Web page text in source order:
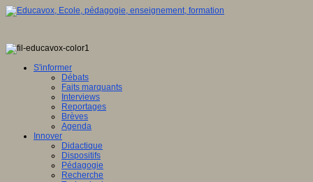
S'informer
Débats
Faits marquants
Interviews
Reportages
Brèves
Agenda
Innover
Didactique
Dispositifs
Pédagogie
Recherche